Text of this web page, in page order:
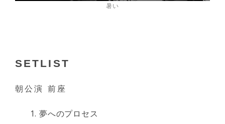
暑い
SETLIST
朝公演 前座
夢へのプロセス